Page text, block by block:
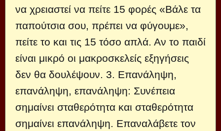
να χρειαστεί να πείτε 15 φορές «Βάλε τα
παπούτσια σου, πρέπει να φύγουμε»,
πείτε το και τις 15 τόσο απλά. Αν το παιδί
είναι μικρό οι μακροσκελείς εξηγήσεις
δεν θα δουλέψουν. 3. Επανάληψη,
επανάληψη, επανάληψη: Συνέπεια
σημαίνει σταθερότητα και σταθερότητα
σημαίνει επανάληψη. Επαναλάβετε τον